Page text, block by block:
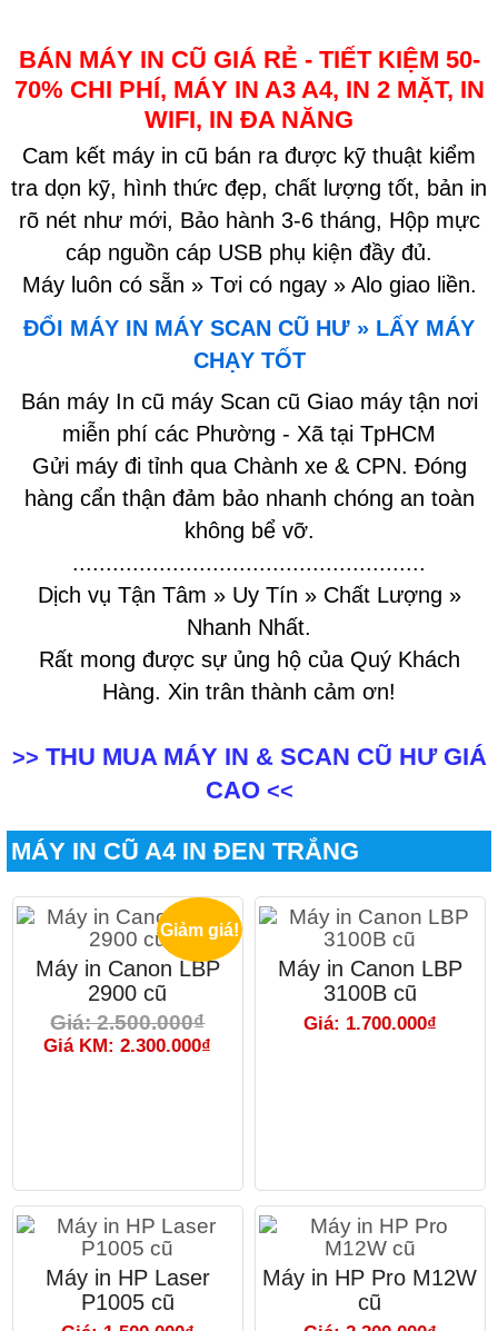
BÁN MÁY IN CŨ GIÁ RẺ - TIẾT KIỆM 50-
70% CHI PHÍ, MÁY IN A3 A4, IN 2 MẶT, IN
WIFI, IN ĐA NĂNG
Cam kết máy in cũ bán ra được kỹ thuật kiểm
tra dọn kỹ, hình thức đẹp, chất lượng tốt, bản in
rõ nét như mới, Bảo hành 3-6 tháng, Hộp mực
cáp nguồn cáp USB phụ kiện đầy đủ.
Máy luôn có sẵn » Tơi có ngay » Alo giao liền.
ĐỔI MÁY IN MÁY SCAN CŨ HƯ » LẤY MÁY
CHẠY TỐT
Bán máy In cũ máy Scan cũ Giao máy tận nơi
miễn phí các Phường - Xã tại TpHCM
Gửi máy đi tỉnh qua Chành xe & CPN. Đóng
hàng cẩn thận đảm bảo nhanh chóng an toàn
không bể vỡ.
.....................................................
Dịch vụ Tận Tâm » Uy Tín » Chất Lượng »
Nhanh Nhất.
Rất mong được sự ủng hộ của Quý Khách
Hàng. Xin trân thành cảm ơn!
>> THU MUA MÁY IN & SCAN CŨ HƯ GIÁ
CAO<<
MÁY IN CŨ A4 IN ĐEN TRẮNG
Giảm giá!
Máy in Canon LBP
2900 cũ
Giá: 2.500.000₫
Giá KM: 2.300.000₫
Máy in Canon LBP
3100B cũ
Giá: 1.700.000₫
Máy in HP Laser
P1005 cũ
Máy in HP Pro M12W
cũ